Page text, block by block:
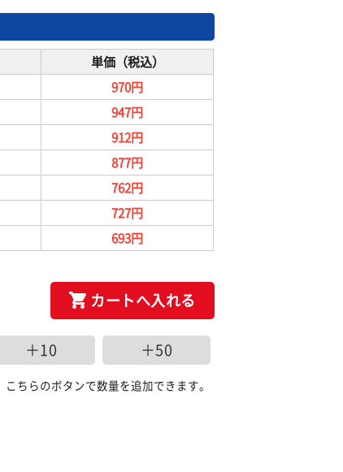
単価（税込）
970円
947円
912円
877円
762円
727円
693円
カートへ入れる
＋10 ＋50
こちらのボタンで数量を追加できます。